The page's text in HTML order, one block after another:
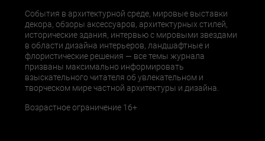
События в архитектурной среде, мировые выставки
декора, обзоры аксессуаров, архитектурных стилей,
исторические здания, интервью с мировыми звездами
в области дизайна интерьеров, ландшафтные и
флористические решения — все темы журнала
призваны максимально информировать
взыскательного читателя об увлекательном и
творческом мире частной архитектуры и дизайна.
Возрастное ограничение 16+